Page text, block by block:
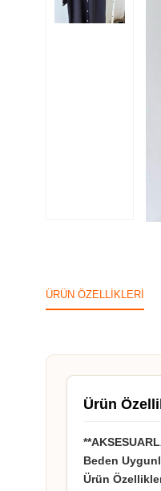
ÜRÜN ÖZELLIKLERI
Ürün
Beden
Ürün